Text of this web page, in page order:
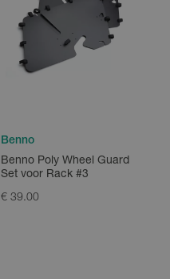
Benno
Benno Poly Wheel Guard
Set voor Rack #3
€ 39.00